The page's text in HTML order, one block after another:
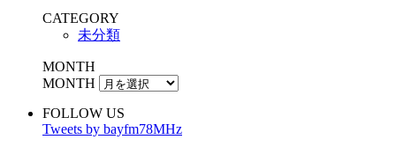
CATEGORY
未分類
MONTH
MONTH
FOLLOW US
Tweets by bayfm78MHz